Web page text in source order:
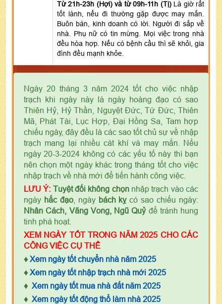
Từ 21h-23h (Hợi) và từ 09h-11h (Tị) Là giờ rất
tốt lành, nếu đi thường gặp được may mắn.
Buôn bán, kinh doanh có lời. Người đi sắp về
nhà. Phụ nữ có tin mừng. Mọi việc trong nhà
đều hòa hợp. Nếu có bệnh cầu thì sẽ khỏi, gia
đình đều mạnh khỏe.
Ngày 20 tháng 3 năm 2024 tốt cho việc nhập
trạch khi ngày này là ngày hoàng đạo có sao
Thiên Hỷ, Hỷ Thần, Nguyệt Đức, Tứ Đức, Thiên
Mã, Phát Tài, Lục Hợp, Đại Hồng Sa, Tam hợp
chiếu ngày, đây đều là các sao tốt chủ sự về nhập
trạch mang lại nhiều cát khí và may mắn. Nếu
ngày 20-3-2024 không có các yếu tố này thì bạn
nên chọn một ngày khác trong tháng tốt cho việc
nhập trạch về nhà mới để tiến hành công việc.
LƯU Ý: Tuyệt đối không chọnnhập trạch vào các
ngày hắc đạo, ngày bách kỵcó sao chiếu ngày:
Nhân Cách, Vãng Vong, Ngũ Quỷđể tránh hung
tinh phá hoạt.
XEM NGÀY TỐT TRONG NĂM 2025 CHO CÁC
CÔNG VIỆC CỤ THỂ
♦ Xem ngày tốt chuyển nhà năm 2025
♦ Xem ngày tốt nhập trạch nhà mới 2025
♦ Xem ngày tốt mua nhà đất năm 2025
♦ Xem ngày tốt động thổ làm nhà 2025